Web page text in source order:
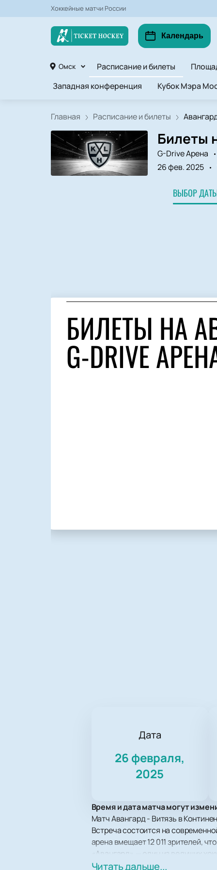
Хоккейные матчи России
Календарь
Омск Расписание и билеты
Западная конференция
Кубок Мэра
Главная Расписание и билеты
Билеты
G-Drive Арена
26 фев. 2025
ВЫБОР
БИЛЕТЫ НА
G-DRIVE
Дата
26 февраля,
2025
Время и дата матча могут
Матч Авангард - Витязь в
Встреча состоится на
арена вмещает 12 011 зрителей,
«Авангард» — один из ведущих
множество достижений.
Читать дальше...